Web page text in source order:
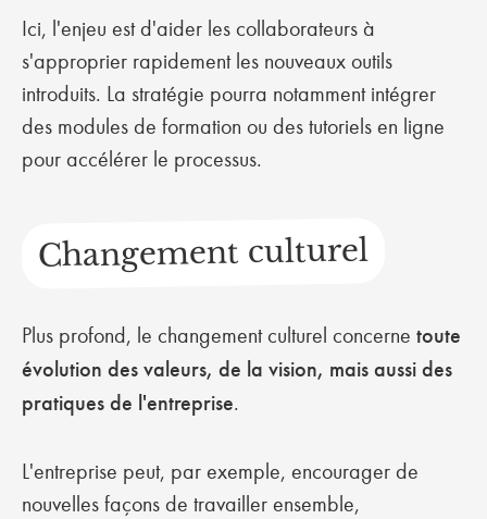
Ici, l'enjeu est d'aider les collaborateurs à
s'approprier rapidement les nouveaux outils
introduits. La stratégie pourra notamment intégrer
des modules de formation ou des tutoriels en ligne
pour accélérer le processus.
Changement culturel
Plus profond, le changement culturel concerne toute
évolution des valeurs, de la vision, mais aussi des
pratiques de l'entreprise.
L'entreprise peut, par exemple, encourager de
nouvelles façons de travailler ensemble,